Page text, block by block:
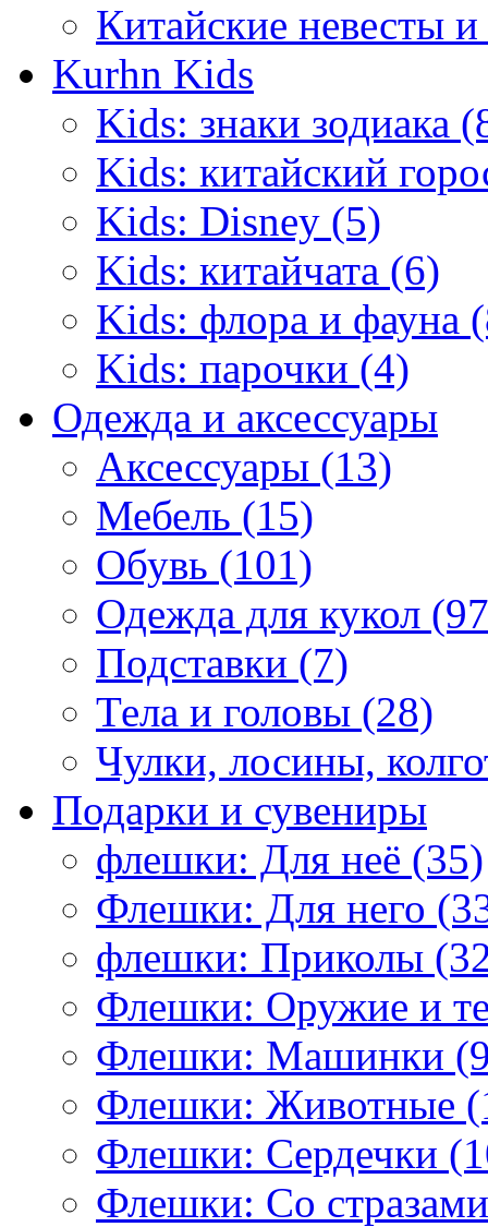
Китайские невесты
Kurhn Kids
Kids: знаки зодиака
Kids: китайский
Kids: Disney (5)
Kids: китайчата (6)
Kids: флора и фауна
Kids: парочки (4)
Одежда и аксессуары
Аксессуары (13)
Мебель (15)
Обувь (101)
Одежда для кукол
Подставки (7)
Тела и головы (28)
Чулки, лосины,
Подарки и сувениры
флешки: Для неё (35)
Флешки: Для него
флешки: Приколы
Флешки: Оружие и
Флешки: Машинки
Флешки: Животные
Флешки: Сердечки
Флешки: Со